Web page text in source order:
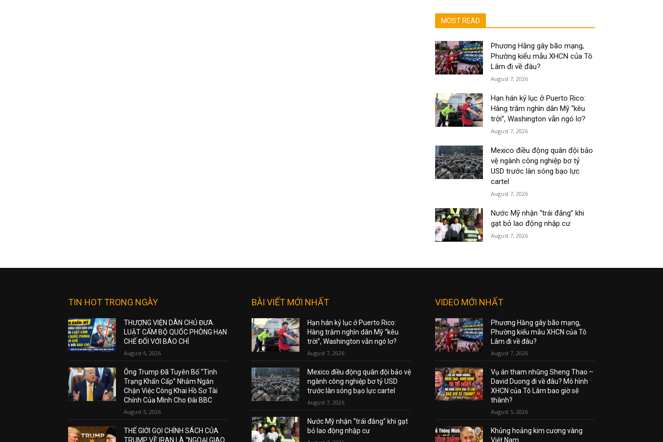
MOST READ
Phương Hằng gây bão mạng,
Phường kiểu mẫu XHCN của Tô
Lâm đi về đâu?
August 7, 2026
Hạn hán kỷ lục ở Puerto Rico:
Hàng trăm nghìn dân Mỹ “kêu
trời”, Washington vẫn ngó lơ?
August 7, 2026
Mexico điều động quân đội bảo
vệ ngành công nghiệp bơ tỷ
USD trước làn sóng bạo lực
cartel
August 7, 2026
Nước Mỹ nhận “trái đắng” khi
gạt bỏ lao động nhập cư
August 7, 2026
TIN HOT TRONG NGÀY
THƯỢNG VIỆN DÂN CHỦ ĐƯA
LUẬT CẤM BỘ QUỐC PHÒNG HẠN
CHẾ ĐỐI VỚI BÁO CHÍ
August 6, 2026
Ông Trump Đã Tuyên Bố “Tình
Trạng Khẩn Cấp” Nhằm Ngăn
Chặn Việc Công Khai Hồ Sơ Tài
Chính Của Mình Cho Đài BBC
August 5, 2026
THẾ GIỚI GỌI CHÍNH SÁCH CỦA
TRUMP VỀ IRAN LÀ “NGOẠI GIAO
BÀI VIẾT MỚI NHẤT
Hạn hán kỷ lục ở Puerto Rico:
Hàng trăm nghìn dân Mỹ “kêu
trời”, Washington vẫn ngó lơ?
August 7, 2026
Mexico điều động quân đội bảo vệ
ngành công nghiệp bơ tỷ USD
trước làn sóng bạo lực cartel
August 7, 2026
Nước Mỹ nhận “trái đắng” khi gạt
bỏ lao động nhập cư
VIDEO MỚI NHẤT
Phương Hằng gây bão mạng,
Phường kiểu mẫu XHCN của Tô
Lâm đi về đâu?
August 7, 2026
Vụ án tham nhũng Sheng Thao –
David Duong đi về đâu? Mô hình
XHCN của Tô Lâm bao giờ sẽ
thành?
August 5, 2026
Khủng hoảng kim cương vàng
Việt Nam